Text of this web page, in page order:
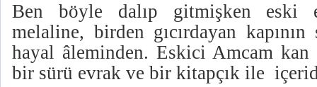
Ben böyle dalıp gitmişken eski
melaline, birden gıcırdayan
hayal âleminden. Eskici Amcam
bir sürü evrak ve bir kitapçık ile